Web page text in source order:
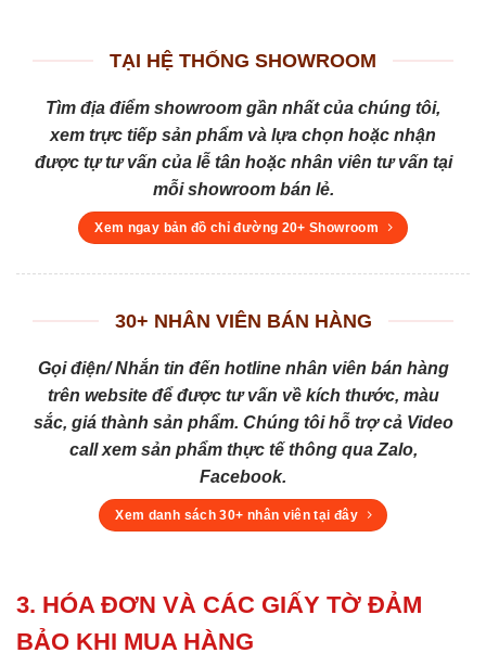
TẠI HỆ THỐNG SHOWROOM
Tìm địa điểm showroom gần nhất của chúng tôi,
xem trực tiếp sản phẩm và lựa chọn hoặc nhận
được tự tư vấn của lễ tân hoặc nhân viên tư vấn tại
mỗi showroom bán lẻ.
Xem ngay bản đồ chỉ đường 20+ Showroom
30+ NHÂN VIÊN BÁN HÀNG
Gọi điện/ Nhắn tin đến hotline nhân viên bán hàng
trên website để được tư vấn về kích thước, màu
sắc, giá thành sản phẩm. Chúng tôi hỗ trợ cả Video
call xem sản phẩm thực tế thông qua Zalo,
Facebook.
Xem danh sách 30+ nhân viên tại đây
3. HÓA ĐƠN VÀ CÁC GIẤY TỜ ĐẢM
BẢO KHI MUA HÀNG